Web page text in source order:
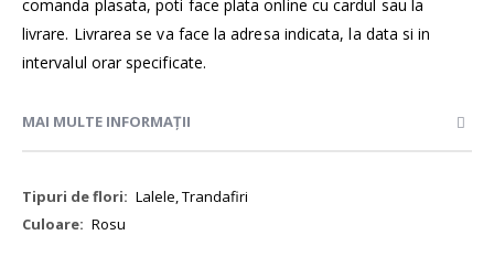
comanda plasata, poti face plata online cu cardul sau la
livrare. Livrarea se va face la adresa indicata, la data si in
intervalul orar specificate.
MAI MULTE INFORMAȚII
Mai
multe
Lalele, Trandafiri
Rosu